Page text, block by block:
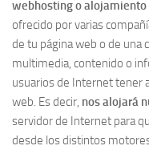
webhosting o
ofrecido por varias
de tu página web o de una
multimedia, contenido o
usuarios de Internet tener
web. Es decir, nos alojará
servidor de Internet para
desde los distintos